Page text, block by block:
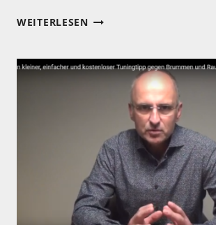
WEITERLESENTONABNEHMEREINBAU?
EINE
EINFÜHRUNG
DIESES
SPANNENDE
THEMA